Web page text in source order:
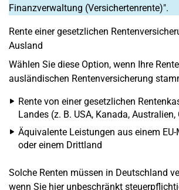
Finanzverwaltung (Versichertenrente)".
Rente einer gesetzlichen
Ausland
Wählen Sie diese Option, wenn Ihre
ausländischen Rentenversicherung
Rente von einer gesetzlichen
Landes (z. B. USA, Kanada,
Äquivalente Leistungen aus einem
oder einem Drittland
Solche Renten müssen in Deutschland
wenn Sie hier unbeschränkt